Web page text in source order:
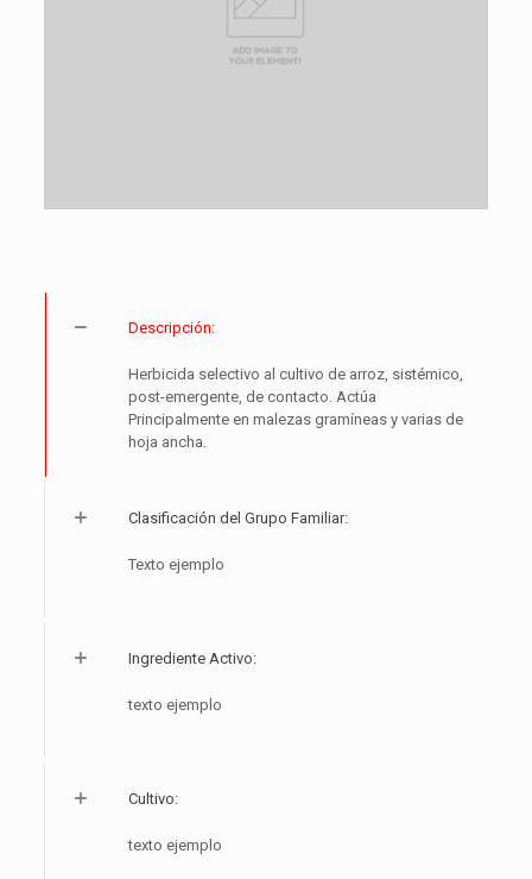
Descripción:
Herbicida selectivo al cultivo de arroz, sistémico,
post-emergente, de contacto. Actúa
Principalmente en malezas gramíneas y varias de
hoja ancha.
Clasificación del Grupo Familiar:
Texto ejemplo
Ingrediente Activo:
texto ejemplo
Cultivo:
texto ejemplo